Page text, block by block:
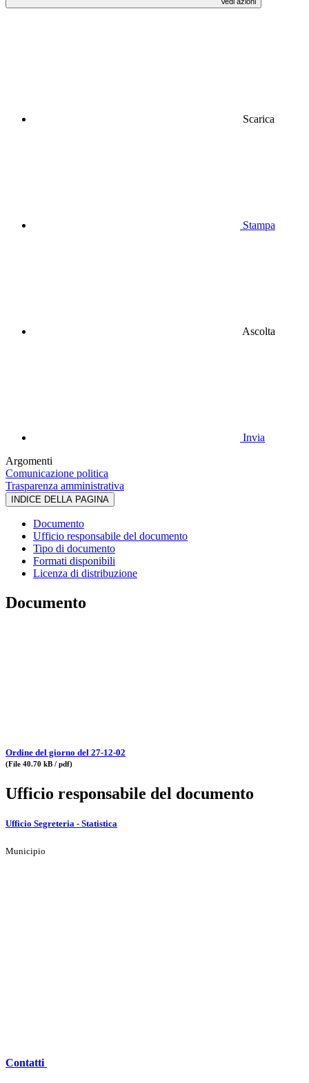
Scarica
Stampa
Ascolta
Invia
Argomenti
Comunicazione politica
Trasparenza amministrativa
INDICE DELLA PAGINA
Documento
Ufficio responsabile del documento
Tipo di documento
Formati disponibili
Licenza di distribuzione
Documento
Ordine del giorno del 27-12-02
(File 40.70 kB / pdf)
Ufficio responsabile del documento
Ufficio Segreteria - Statistica
Municipio
Contatti